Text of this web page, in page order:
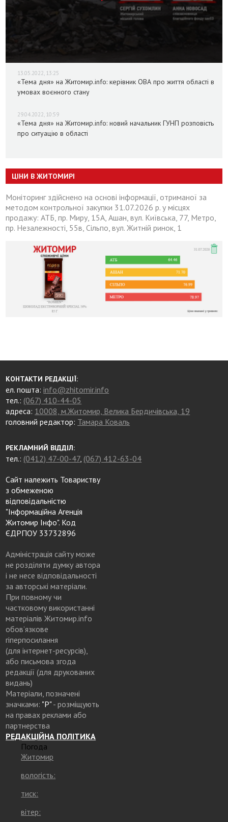
13.05.2022, 13:25
«Тема дня» на Житомир.info: керівник ОВА про життя області в
умовах воєнного стану
29.04.2022, 10:59
«Тема дня» на Житомир.info: новий начальник ГУНП розповість
про ситуацію в області
ЦІНИ В ЖИТОМИРІ
Моніторинг здійснено на основі інформації, отриманої за
методом контрольної закупки 31.07.2026 р. у місцях
продажу: АТБ, пр. Миру, 15А, Ашан, вул. Київська, 77, Метро,
пр. Незалежності, 55в, Сільпо, вул. Житній ринок, 1
КОНТАКТИ РЕДАКЦІЇ:
ел. пошта:info@zhitomir.info
тел.: (067) 410-44-05
адреса: 10008, м.Житомир, Велика Бердичівська, 19
головний редактор: Тамара Коваль
РЕКЛАМНИЙ ВІДДІЛ:
тел.: (0412) 47-00-47, (067) 412-63-04
Сайт належить Товариству
з обмеженою
відповідальністю
"Інформаційна Агенція
Житомир Інфо". Код
ЄДРПОУ 33732896
Адміністрація сайту може
не розділяти думку автора
і не несе відповідальності
за авторські матеріали.
При повному чи
частковому використанні
матеріалів Житомир.info
обов’язкове
гіперпосилання
(для інтернет-ресурсів),
або письмова згода
редакції (для друкованих
видань)
Матеріали, позначені
значками: "Р"- розміщують
на правах реклами або
партнерства
РЕДАКЦІЙНА ПОЛІТИКА
Погода
Житомир
вологість:
тиск:
вітер: